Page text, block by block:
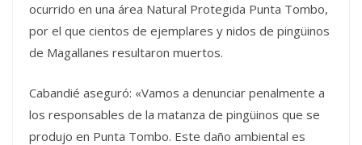
ocurrido en una área Natural Protegida Punta Tombo,
por el que cientos de ejemplares y nidos de pingüinos
de Magallanes resultaron muertos.
Cabandié aseguró: «Vamos a denunciar penalmente a
los responsables de la matanza de pingüinos que se
produjo en Punta Tombo. Este daño ambiental es